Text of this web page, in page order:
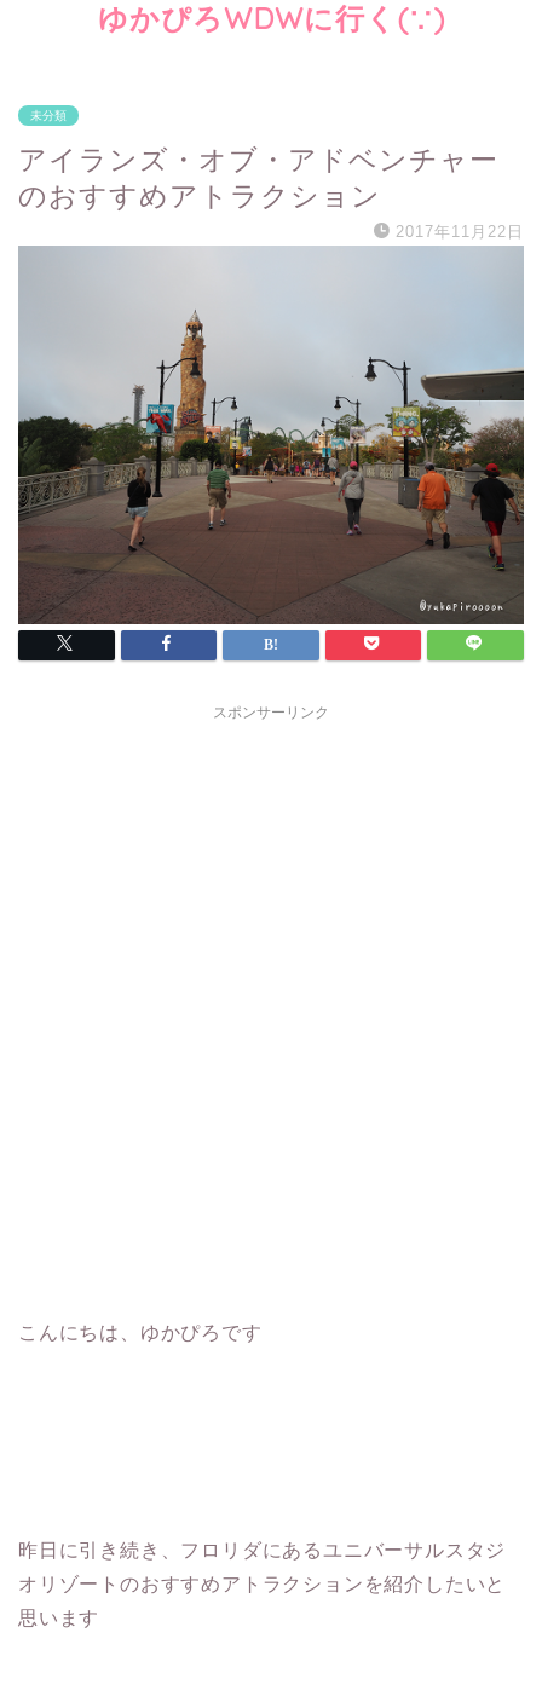
ゆかぴろWDWに行く(∵)
未分類
アイランズ・オブ・アドベンチャー
のおすすめアトラクション
2017年11月22日
スポンサーリンク
こんにちは、ゆかぴろです
昨日に引き続き、フロリダにあるユニバーサルスタジ
オリゾートのおすすめアトラクションを紹介したいと
思います